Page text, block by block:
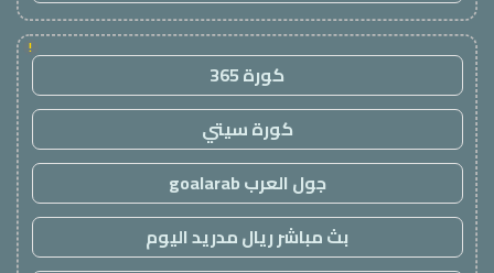
!
كورة 365
كورة سيتي
جول العرب goalarab
بث مباشر ريال مدريد اليوم